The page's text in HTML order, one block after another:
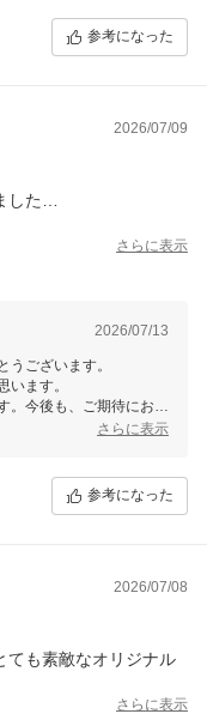
参考になった
2026/07/09
した…
さらに表示
2026/07/13
うございます。
います。
今後も、ご期待にお応
さらに表示
参考になった
2026/07/08
ても素敵なオリジナル
さらに表示